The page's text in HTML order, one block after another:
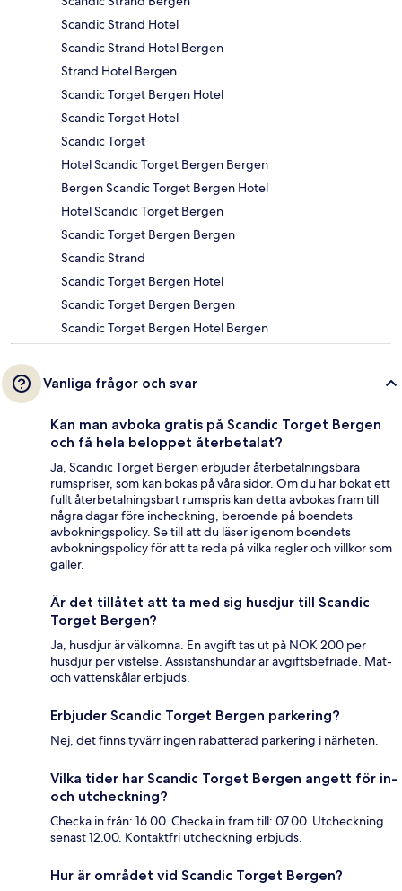
Scandic Strand Hotel
Scandic Strand Hotel Bergen
Strand Hotel Bergen
Scandic Torget Bergen Hotel
Scandic Torget Hotel
Scandic Torget
Hotel Scandic Torget Bergen Bergen
Bergen Scandic Torget Bergen Hotel
Hotel Scandic Torget Bergen
Scandic Torget Bergen Bergen
Scandic Strand
Scandic Torget Bergen Hotel
Scandic Torget Bergen Bergen
Scandic Torget Bergen Hotel Bergen
Vanliga frågor och svar
Kan man avboka gratis på Scandic Torget Bergen
och få hela beloppet återbetalat?
Ja, Scandic Torget Bergen erbjuder återbetalningsbara
rumspriser, som kan bokas på våra sidor. Om du har bokat ett
fullt återbetalningsbart rumspris kan detta avbokas fram till
några dagar före incheckning, beroende på boendets
avbokningspolicy. Se till att du läser igenom boendets
avbokningspolicy för att ta reda på vilka regler och villkor som
gäller.
Är det tillåtet att ta med sig husdjur till Scandic
Torget Bergen?
Ja, husdjur är välkomna. En avgift tas ut på NOK 200 per
husdjur per vistelse. Assistanshundar är avgiftsbefriade. Mat-
och vattenskålar erbjuds.
Erbjuder Scandic Torget Bergen parkering?
Nej, det finns tyvärr ingen rabatterad parkering i närheten.
Vilka tider har Scandic Torget Bergen angett för in-
och utcheckning?
Checka in från: 16.00. Checka in fram till: 07.00. Utcheckning
senast 12.00. Kontaktfri utcheckning erbjuds.
Hur är området vid Scandic Torget Bergen?